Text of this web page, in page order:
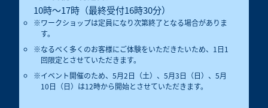
10時～17時（最終受付16時30分）
ワークショップは定員になり次第終了となる場合がありま
す。
なるべく多くのお客様にご体験をいただきたいため、1日1
回限定とさせていただきます。
イベント開催のため、5月2日（土）、5月3日（日）、5月
10日（日）は12時から開始とさせていただきます。